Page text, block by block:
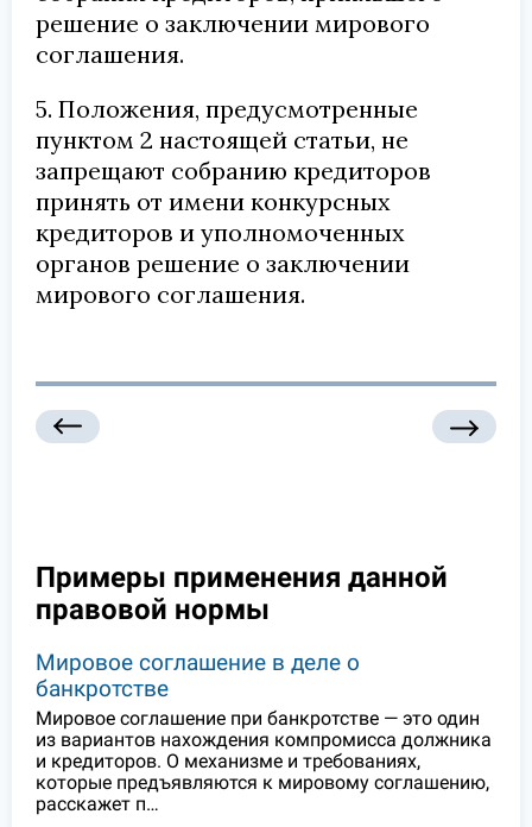
решение о заключении мирового
соглашения.
5. Положения, предусмотренные
пунктом 2 настоящей статьи, не
запрещают собранию кредиторов
принять от имени конкурсных
кредиторов и уполномоченных
органов решение о заключении
мирового соглашения.
Примеры применения данной
правовой нормы
Мировое соглашение в деле о
банкротстве
Мировое соглашение при банкротстве — это один
из вариантов нахождения компромисса должника
и кредиторов. О механизме и требованиях,
которые предъявляются к мировому соглашению,
расскажет п…